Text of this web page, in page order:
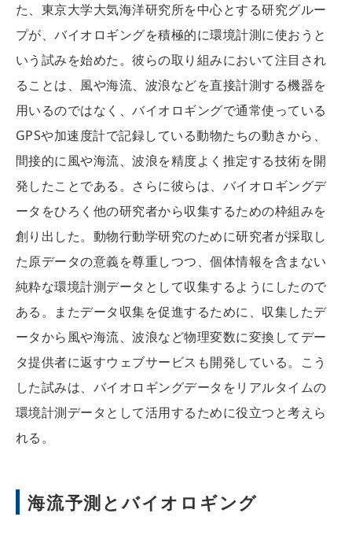
た、東京大学大気海洋研究所を中心とする研究グルー
プが、バイオロギングを積極的に環境計測に使おうと
いう試みを始めた。彼らの取り組みにおいて注目され
ることは、風や海流、波浪などを直接計測する機器を
用いるのではなく、バイオロギングで通常使っている
GPSや加速度計で記録している動物たちの動きから、
間接的に風や海流、波浪を精度よく推定する技術を開
発したことである。さらに彼らは、バイオロギングデ
ータをひろく他の研究者から収集するための枠組みを
創り出した。動物行動学研究のために研究者が採取し
た原データの意義を尊重しつつ、個体情報を含まない
純粋な環境計測データとして収集するようにしたので
ある。またデータ収集を促進するために、収集したデ
ータから風や海流、波浪など物理変数に変換してデー
タ提供者に返すウェブサービスも開発している。こう
した試みは、バイオロギングデータをリアルタイムの
環境計測データとして活用するために役立つと考えら
れる。
海流予測とバイオロギング